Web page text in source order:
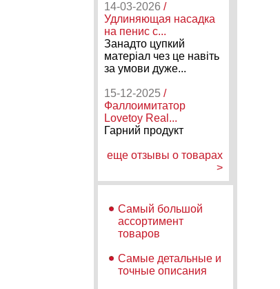
14-03-2026 /
Удлиняющая насадка
на пенис с...
Занадто цупкий
матеріал чез це навіть
за умови дуже...
15-12-2025 /
Фаллоимитатор
Lovetoy Real...
Гарний продукт
еще отзывы о товарах
>
Самый большой
ассортимент
товаров
Самые детальные и
точные описания